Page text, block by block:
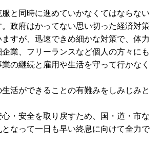
と同時に進めていかなくてはならない
政府はかってない思い切った経済対策
すが、迅速できめ細かな対策で、体力
業、フリーランスなど個人の方々にも
の継続と雇用や生活を守って行かなく
活ができることの有難みをしみじみと
・安全を取り戻すため、国・道・市な
なって一日も早い終息に向けて全力で